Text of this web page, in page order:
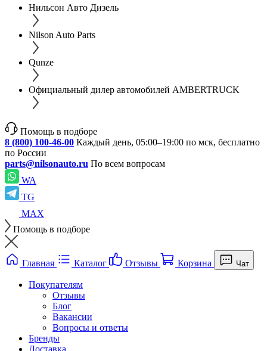
Нильсон Авто Дизель
Nilson Auto Parts
Qunze
Официальный дилер автомобилей AMBERTRUCK
Помощь в подборе
8 (800) 100-46-00 Каждый день, 05:00–19:00 по мск, бесплатно
по России
parts@nilsonauto.ru По всем вопросам
WA
TG
MAX
Помощь в подборе
Главная Каталог Отзывы Корзина Чат
Покупателям
Отзывы
Блог
Вакансии
Вопросы и ответы
Бренды
Доставка